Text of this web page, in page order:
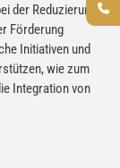
der Reduzierung
Förderung
Initiativen und
wie zum
Integration von